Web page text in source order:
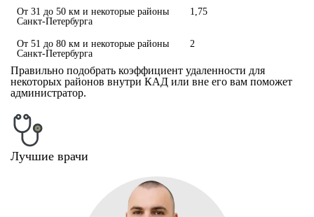
От 31 до 50 км и некоторые районы
Санкт-Петербурга
1,75
От 51 до 80 км и некоторые районы
Санкт-Петербурга
2
Правильно подобрать коэффициент удаленности для
некоторых районов внутри КАД или вне его вам поможет
администратор.
Лучшие врачи